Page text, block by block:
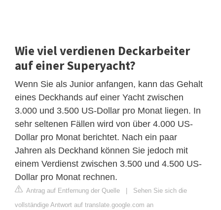
Wie viel verdienen Deckarbeiter
auf einer Superyacht?
Wenn Sie als Junior anfangen, kann das Gehalt
eines Deckhands auf einer Yacht zwischen
3.000 und 3.500 US-Dollar pro Monat liegen. In
sehr seltenen Fällen wird von über 4.000 US-
Dollar pro Monat berichtet. Nach ein paar
Jahren als Deckhand können Sie jedoch mit
einem Verdienst zwischen 3.500 und 4.500 US-
Dollar pro Monat rechnen.
Antrag auf Entfernung der Quelle | Sehen Sie sich die
vollständige Antwort auf translate.google.com an